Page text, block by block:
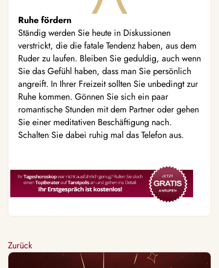
Ruhe fördern
Ständig werden Sie heute in Diskussionen
verstrickt, die die fatale Tendenz haben, aus dem
Ruder zu laufen. Bleiben Sie geduldig, auch wenn
Sie das Gefühl haben, dass man Sie persönlich
angreift. In Ihrer Freizeit sollten Sie unbedingt zur
Ruhe kommen. Gönnen Sie sich ein paar
romantische Stunden mit dem Partner oder gehen
Sie einer meditativen Beschäftigung nach.
Schalten Sie dabei ruhig mal das Telefon aus.
Zurück